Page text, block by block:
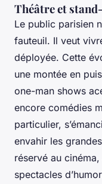
Théâtre et
Le public parisien
fauteuil. Il veut
déployée. Cette
une montée en
one-man shows
encore comédies
particulier,
envahir les
réservé au
spectacles